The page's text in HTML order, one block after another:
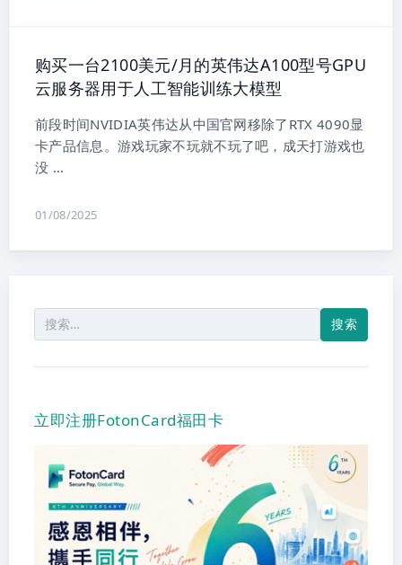
购买一台2100美元/月的英伟达A100型号GPU
云服务器用于人工智能训练大模型
前段时间NVIDIA英伟达从中国官网移除了RTX 4090显
卡产品信息。游戏玩家不玩就不玩了吧，成天打游戏也
没 …
01/08/2025
索：
立即注册FotonCard福田卡